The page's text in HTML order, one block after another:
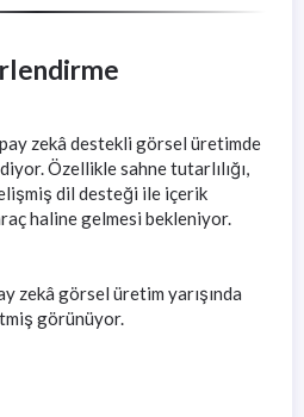
zekâ destekli görsel üretimde
Özellikle sahne tutarlılığı,
dil desteği ile içerik
haline gelmesi bekleniyor.
zekâ görsel üretim yarışında
görünüyor.